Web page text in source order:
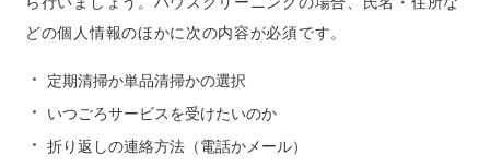
どの個人情報のほかに次の内容が必須です。
定期清掃か単品清掃かの選択
いつごろサービスを受けたいのか
折り返しの連絡方法（電話かメール）